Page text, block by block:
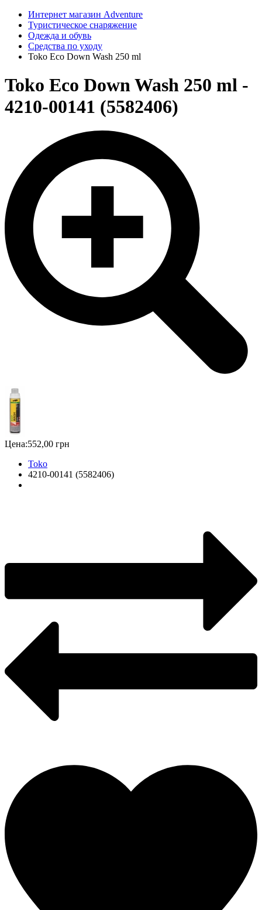
Интернет магазин Adventure
Туристическое снаряжение
Одежда и обувь
Средства по уходу
Toko Eco Down Wash 250 ml
Toko Eco Down Wash 250 ml -
4210-00141 (5582406)
Цена:552,00 грн
Toko
4210-00141 (5582406)